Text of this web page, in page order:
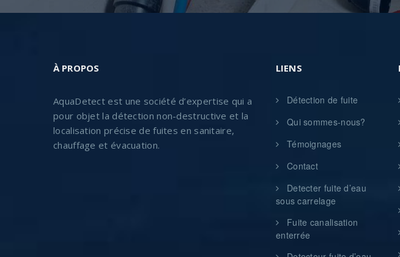
À PROPOS
AquaDetect est une société d’expertise qui a
pour objet la détection non-destructive et la
localisation précise de fuites en sanitaire,
chauffage et évacuation.
LIENS
Détection de fuite
Qui sommes-nous?
Témoignages
Contact
Detecter fuite d’eau
sous carrelage
Fuite canalisation
enterrée